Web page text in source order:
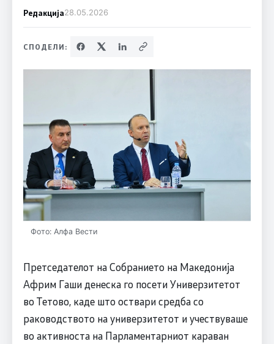
Редакција28.05.2026
СПОДЕЛИ:
Фото: Алфа Вести
Претседателот на Собранието на Македонија
Африм Гаши денеска го посети Универзитетот
во Тетово, каде што оствари средба со
раководството на универзитетот и учествуваше
во активноста на Парламентарниот караван